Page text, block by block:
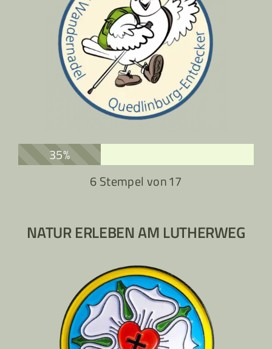
35%
6 Stempel von17
NATUR ERLEBEN AM LUTHERWEG